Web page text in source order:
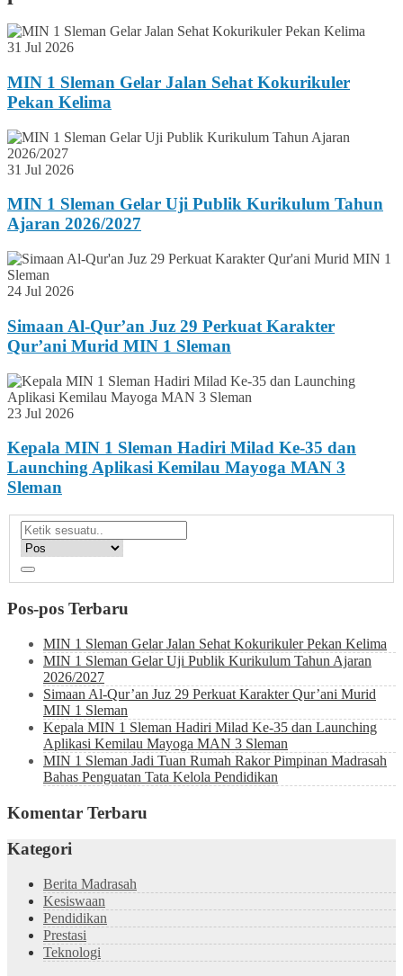
31 Jul 2026
MIN 1 Sleman Gelar Jalan Sehat Kokurikuler
Pekan Kelima
31 Jul 2026
MIN 1 Sleman Gelar Uji Publik Kurikulum Tahun
Ajaran 2026/2027
24 Jul 2026
Simaan Al-Qur’an Juz 29 Perkuat Karakter
Qur’ani Murid MIN 1 Sleman
23 Jul 2026
Kepala MIN 1 Sleman Hadiri Milad Ke-35 dan
Launching Aplikasi Kemilau Mayoga MAN 3
Sleman
Pos-pos Terbaru
MIN 1 Sleman Gelar Jalan Sehat Kokurikuler Pekan Kelima
MIN 1 Sleman Gelar Uji Publik Kurikulum Tahun Ajaran
2026/2027
Simaan Al-Qur’an Juz 29 Perkuat Karakter Qur’ani Murid
MIN 1 Sleman
Kepala MIN 1 Sleman Hadiri Milad Ke-35 dan Launching
Aplikasi Kemilau Mayoga MAN 3 Sleman
MIN 1 Sleman Jadi Tuan Rumah Rakor Pimpinan Madrasah
Bahas Penguatan Tata Kelola Pendidikan
Komentar Terbaru
Kategori
Berita Madrasah
Kesiswaan
Pendidikan
Prestasi
Teknologi